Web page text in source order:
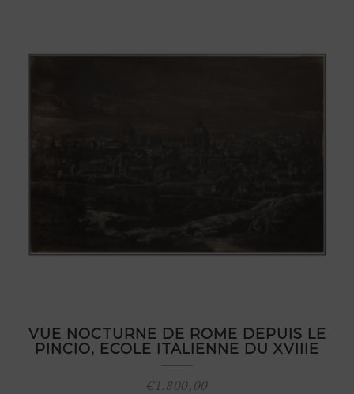
VUE NOCTURNE DE ROME DEPUIS LE
PINCIO, ECOLE ITALIENNE DU XVIIIE
€1.800,00